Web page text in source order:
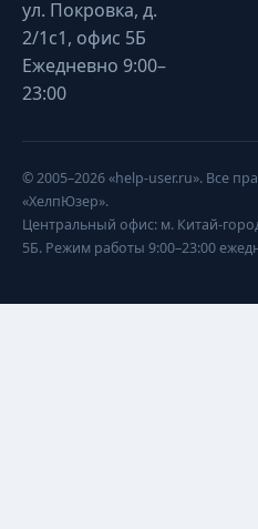
ул. Покровка, д.
2/1с1, офис 5Б
Ежедневно 9:00–
23:00
© 2005–2026 «help-user.ru». Все
«ХелпЮзер».
Центральный офис: м. Китай-
5Б. Режим работы 9:00–23:00